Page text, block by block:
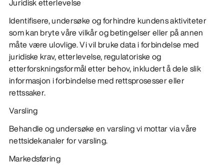
Identifisere, undersøke og forhindre kundens aktiviteter
som kan bryte våre vilkår og betingelser eller på annen
måte være ulovlige. Vi vil bruke data i forbindelse med
juridiske krav, etterlevelse, regulatoriske og
etterforskningsformål etter behov, inkludert å dele slik
informasjon i forbindelse med rettsprosesser eller
rettssaker.
Varsling
Behandle og undersøke en varsling vi mottar via våre
nettsidekanaler for varsling.
Markedsføring